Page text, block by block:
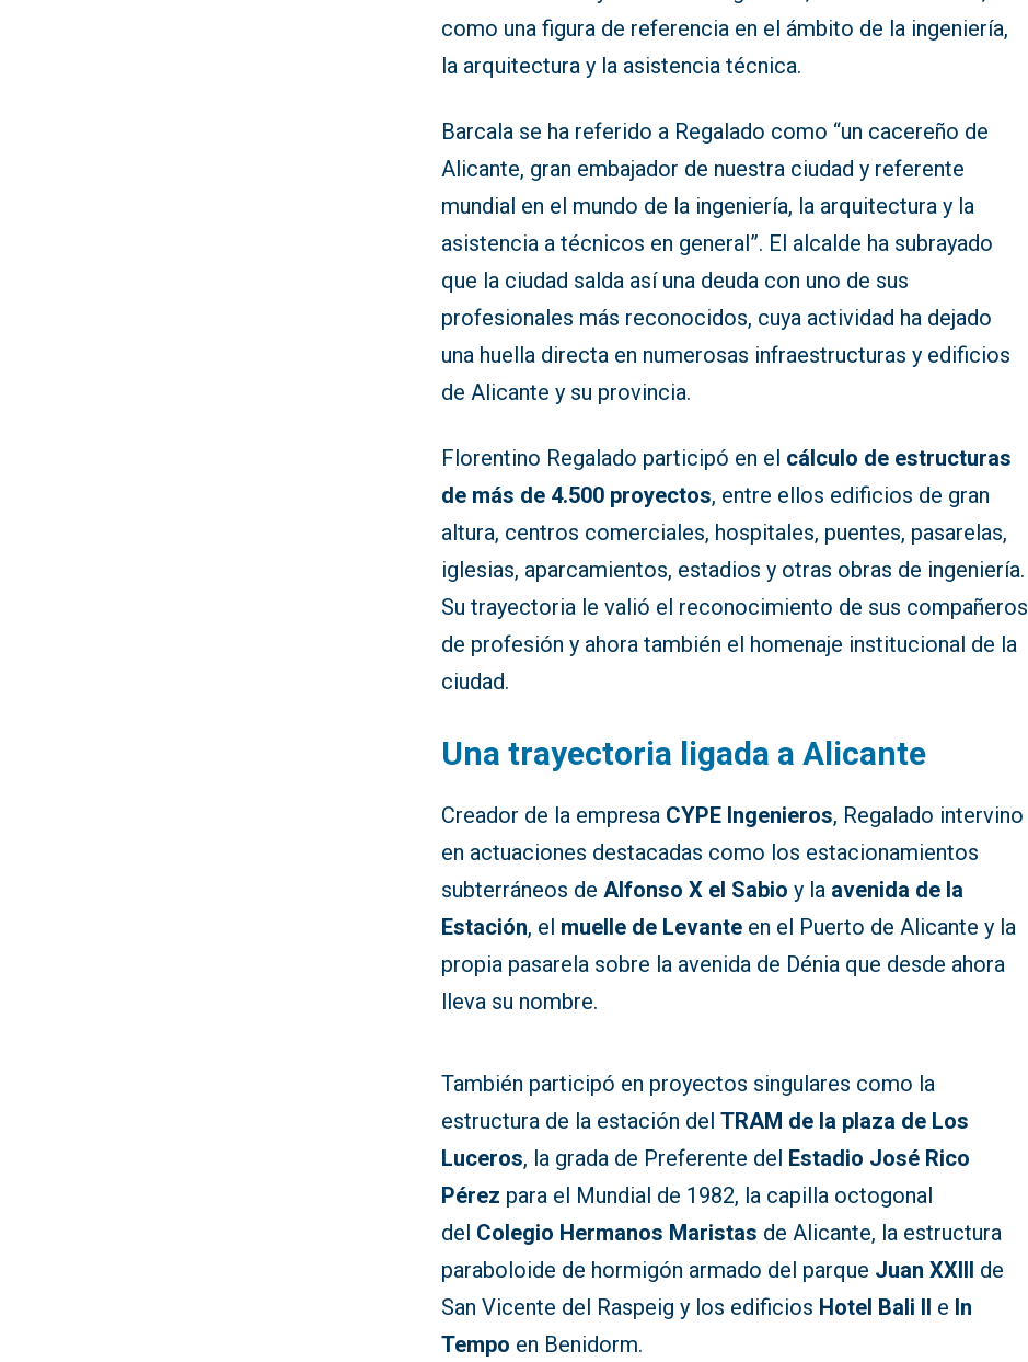
como una figura de referencia en el ámbito de la ingeniería,
la arquitectura y la asistencia técnica.
Barcala se ha referido a Regalado como “un cacereño de
Alicante, gran embajador de nuestra ciudad y referente
mundial en el mundo de la ingeniería, la arquitectura y la
asistencia a técnicos en general”. El alcalde ha subrayado
que la ciudad salda así una deuda con uno de sus
profesionales más reconocidos, cuya actividad ha dejado
una huella directa en numerosas infraestructuras y edificios
de Alicante y su provincia.
Florentino Regalado participó en el cálculo de estructuras
de más de 4.500 proyectos, entre ellos edificios de gran
altura, centros comerciales, hospitales, puentes, pasarelas,
iglesias, aparcamientos, estadios y otras obras de ingeniería.
Su trayectoria le valió el reconocimiento de sus compañeros
de profesión y ahora también el homenaje institucional de la
ciudad.
Una trayectoria ligada a Alicante
Creador de la empresa CYPE Ingenieros, Regalado intervino
en actuaciones destacadas como los estacionamientos
subterráneos deAlfonso X el Sabio y la avenida de la
Estación, el muelle de Levante en el Puerto de Alicante y la
propia pasarela sobre la avenida de Dénia que desde ahora
lleva su nombre.
También participó en proyectos singulares como la
estructura de la estación delTRAM de la plaza de Los
Luceros, la grada de Preferente del Estadio José Rico
Pérez para el Mundial de 1982, la capilla octogonal
del Colegio Hermanos Maristas de Alicante, la estructura
paraboloide de hormigón armado del parque Juan XXIII de
San Vicente del Raspeig y los edificios Hotel Bali II e In
Tempo en Benidorm.